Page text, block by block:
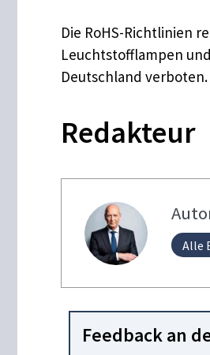
Die RoHS-Richtlinien
Leuchtstofflampen
Deutschland
Redakteur
Alle
Feedback an